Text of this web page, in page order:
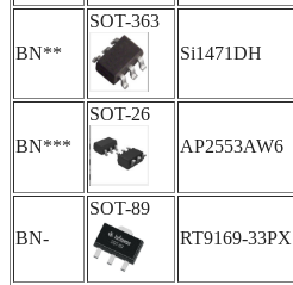
BN**
SOT-363
Si1471DH
BN***
SOT-26
AP2553AW6
BN-
SOT-89
RT9169-33PX